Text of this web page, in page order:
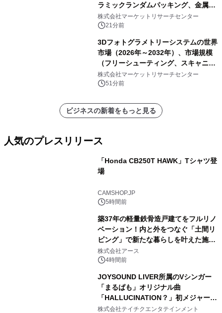
ラミックランダムパッキング、金属ラ
ンダムパッキング、プラスチックラン
ダムパッキング、カーボンランダムパ
株式会社マーケットリサーチセンター
21分前
3Dフォトグラメトリーシステムの世界
市場（2026年～2032年）、市場規模
（フリーシューティング、スキャニン
グ、その他）・分析レポートを発表
株式会社マーケットリサーチセンター
51分前
ビジネスの新着をもっと見る
人気のプレスリリース
「Honda CB250T HAWK」Tシャツ登
場
CAMSHOP.JP
5時間前
築37年の軽量鉄骨造戸建てをフルリノ
ベーション！内と外をつなぐ「土間リ
ビング」で新たな暮らしを叶えた施工
事例を株式会社アースが公開
株式会社アース
4時間前
JOYSOUND LIVER所属のVシンガー
「まるぱも」オリジナル曲
「HALLUCINATION？」初メジャー配
信リリース決定！
株式会社テイチクエンタテインメント